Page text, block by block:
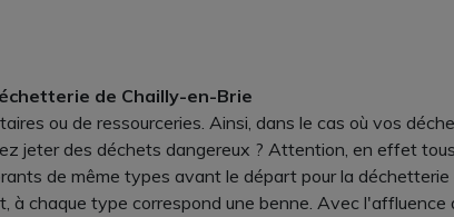
de Chailly-en-Brie
ou de ressourceries. Ainsi, dans le cas où vos
jeter des déchets dangereux ? Attention, en effet
de même types avant le départ pour la
chaque type correspond une benne. Avec